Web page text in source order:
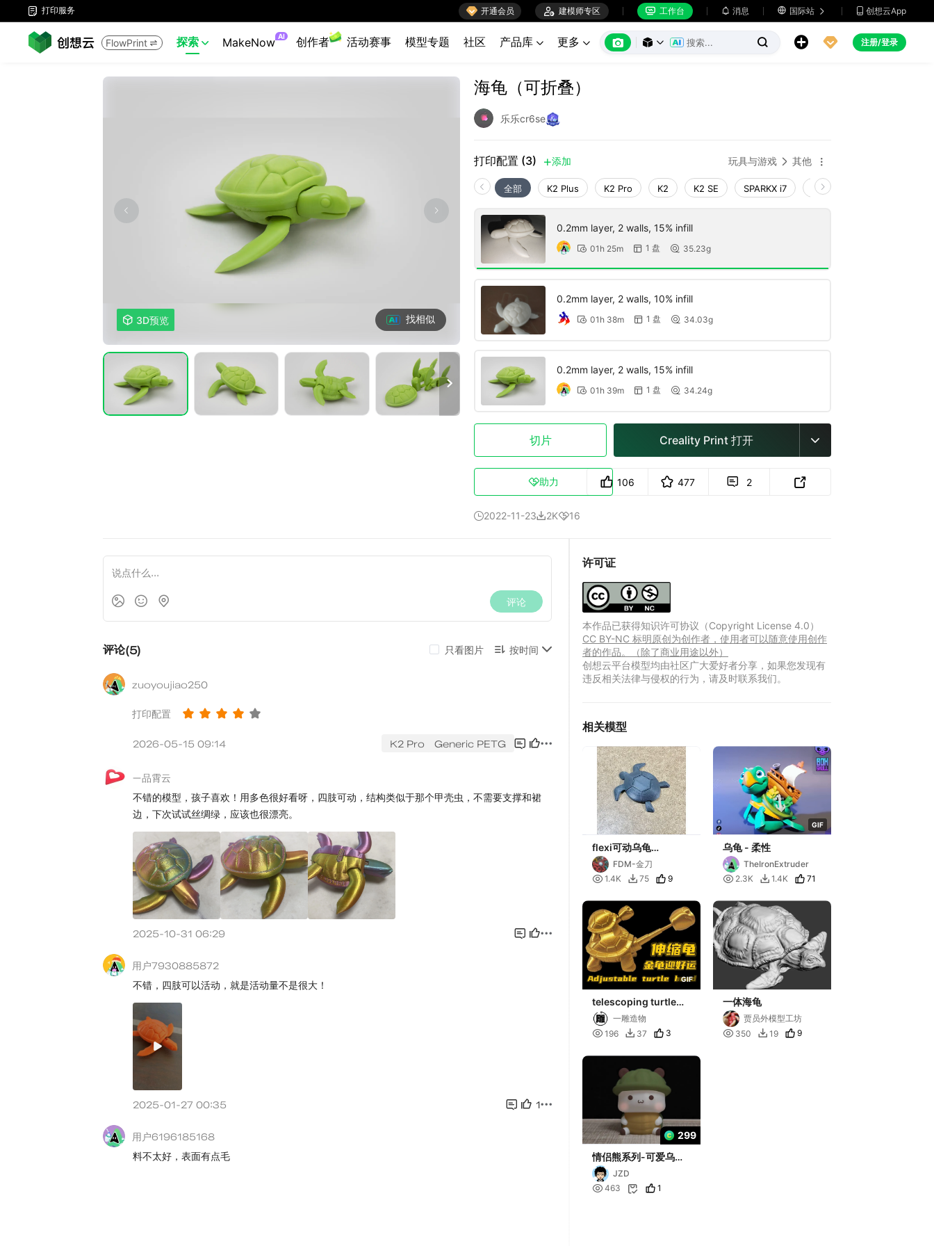
 打印服务  开通会员  建模师专区  工作台  消息  国际站   创想云App
FlowPrint  探索  MakeNow AI 创作者 活动赛事 模型专题 社区 产品库  更多        注册/登录
 3D预览 找相似

海龟（可折叠）
乐乐cr6se
打印配置 (3) 添加 玩具与游戏  其他 
全部 K2 Plus K2 Pro K2 K2 SE SPARKX i7 Creality Hi
0.2mm layer, 2 walls, 15% infill
 01h 25m  1 盘  35.23g
0.2mm layer, 2 walls, 10% infill
 01h 38m  1 盘  34.03g
0.2mm layer, 2 walls, 15% infill
 01h 39m  1 盘  34.24g
切片 Creality Print 打开 
助力 106 477  2 
2022-11-232K16
许可证
本作品已获得知识许可协议（Copyright License 4.0）
CC BY-NC 标明原创为创作者，使用者可以随意使用创作
者的作品。（除了商业用途以外）
创想云平台模型均由社区广大爱好者分享，如果您发现有
违反相关法律与侵权的行为，请及时联系我们。
相关模型
flexi可动乌龟
Articulated_Sea_Turt
le
FDM-金刀
 1.4K  75 9
GIF
乌龟 - 柔性
TheIronExtruder
 2.3K  1.4K 71
GIF
telescoping turtle伸
缩龟 一雕造物
 196  37 3
一体海龟
贾员外模型工坊
 350  19 9
299
情侣熊系列-可爱乌龟
一二（Couple Bear-
cute_tortoise_Yier）
JZD
 463  1